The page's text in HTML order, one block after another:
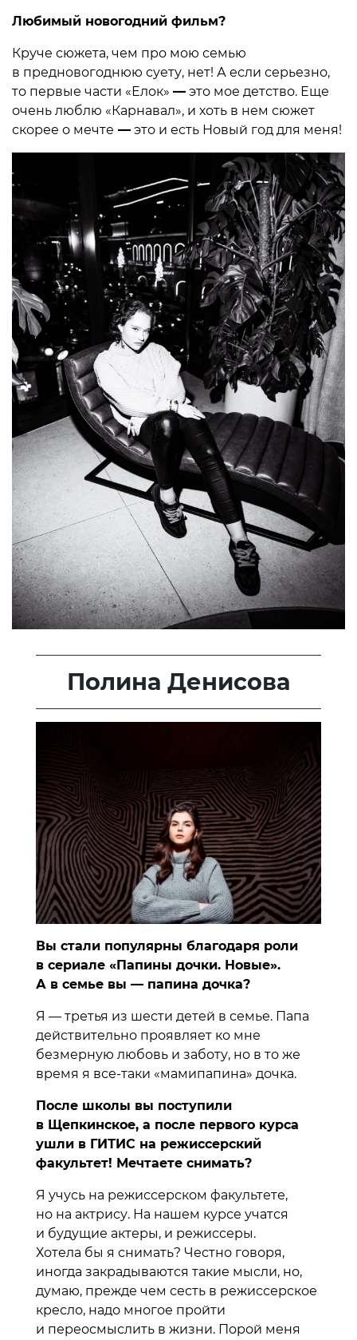
Любимый новогодний фильм?
Круче сюжета, чем про мою семью
в предновогоднюю суету, нет! А если серьезно,
то первые части «Елок» — это мое детство. Еще
очень люблю «Карнавал», и хоть в нем сюжет
скорее о мечте — это и есть Новый год для меня!
Полина Денисова
Вы стали популярны благодаря роли
в сериале «Папины дочки. Новые».
А в семье вы — папина дочка?
Я — третья из шести детей в семье. Папа
действительно проявляет ко мне
безмерную любовь и заботу, но в то же
время я все-таки «мамипапина» дочка.
После школы вы поступили
в Щепкинское, а после первого курса
ушли в ГИТИС на режиссерский
факультет! Мечтаете снимать?
Я учусь на режиссерском факультете,
но на актрису. На нашем курсе учатся
и будущие актеры, и режиссеры.
Хотела бы я снимать? Честно говоря,
иногда закрадываются такие мысли, но,
думаю, прежде чем сесть в режиссерское
кресло, надо многое пройти
и переосмыслить в жизни. Порой меня